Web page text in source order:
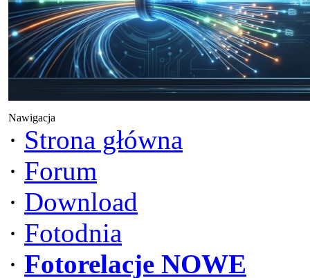
Nawigacja
· Strona główna
· Forum
· Download
· Fotodnia
· Fotorelacje NOWE